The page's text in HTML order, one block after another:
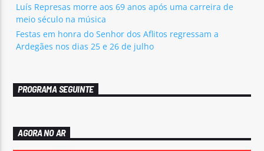
Luís Represas morre aos 69 anos após uma carreira de
meio século na música
Festas em honra do Senhor dos Aflitos regressam a
Ardegães nos dias 25 e 26 de julho
PROGRAMA SEGUINTE
AGORA NO AR